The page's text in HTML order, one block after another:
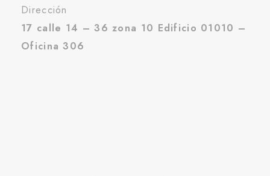
Dirección
17 calle 14 – 36 zona 10 Edificio 01010 –
Oficina 306